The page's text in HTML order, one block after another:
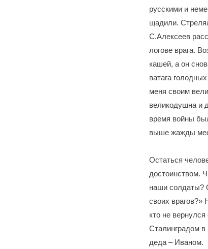
русскими и
щадили.
С.Алексеев
логове врага.
кашей, а он
ватага
меня своим
великодушна и
время войны
выше жажды
Остаться
достоинством.
наши солдаты?
своих
кто не
Сталинградом
деда – Иваном.